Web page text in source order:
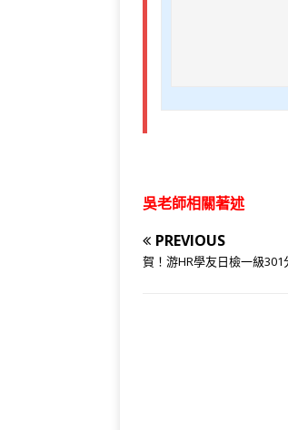
吳老師相關著述
PREVIOUS
賀！游HR學友日檢一級301